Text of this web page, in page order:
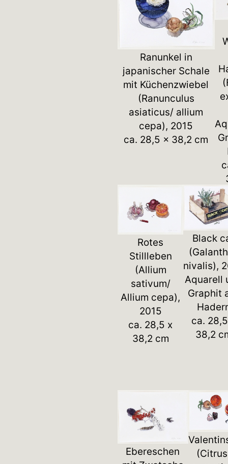
Ranunkel in
japanischer Schale
mit Küchenzwiebel
(Ranunculus
asiaticus/ allium
cepa), 2015
ca. 28,5 x 38,2 cm
Rotes
Stillleben
(Allium
sativum/
Allium cepa),
2015
ca. 28,5 x
38,2 cm
Black
nivalis),
Aquarell
Graphit
ca.
38,2
Ebereschen